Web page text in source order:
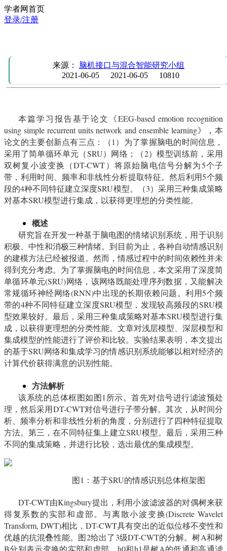
学者网首页
登录/注册
来源： 脑机接口与混合智能研究小组
2021-06-05
2021-06-05 10810
本篇学习报告基于论文《EEG-based emotion recognition
using simple recurrent units network and ensemble learning》，本
论文的主要创新点有三点：（1）为了掌握脑电的时间信息，
采用了简单循环单元（SRU）网络；（2）模型训练前，采用
双树复小波变换（DT-CWT）将原始脑电信号分解为5个子
带，利用时间、频率和非线性分析提取特征。然后利用5个频
段的4种不同特征建立深度SRU模型。（3）采用三种集成策略
对基本SRU模型进行集成，以获得更理想的分类性能。
概述
研究旨在开发一种基于脑电图的情绪识别系统，用于识别
积极、中性和消极三种情绪。到目前为止，各种自动情感识别
的建模方法已经被报道。然而，情感过程中的时间依赖性并未
得到充分考虑。为了掌握脑电的时间信息，本文采用了深度简
单循环单元(SRU)网络，该网络既能处理序列数据，又能解决
常规循环神经网络(RNN)中出现的长期依赖问题。利用5个频
带的4种不同特征建立深度SRU模型，发现较高频段的SRU模
型效果较好。最后，采用三种集成策略对基本SRU模型进行集
成，以获得更理想的分类性能。文章对浅层模型、深层模型和
集成模型的性能进行了评价和比较。实验结果表明，本文提出
的基于SRU网络和集成学习的情感识别系统能够以相对经济的
计算代价获得满意的识别性能。
方法解析
该系统的总体框图如图1所示。首先对信号进行滤波预处
理，然后采用DT-CWT对信号进行子带分解。其次，从时间分
析、频率分析和非线性分析的角度，分别进行了四种特征提取
方法。第三，在不同特征集上建立SRU模型。最后，采用三种
不同的集成策略，并进行比较，选出最优的集成模型。
图1：基于SRU的情感识别总体框架图
DT-CWT由Kingsbury提出，利用小波滤波器的对偶树来获
得复系数的实部和虚部。与离散小波变换(Discrete Wavelet
Transform, DWT)相比，DT-CWT具有突出的近似位移不变性和
优越的抗混叠性能。图2给出了3级DT-CWT的分解。树A和树
B分别表示变换的实部和虚部。h0和h1是树A的低通和高通滤